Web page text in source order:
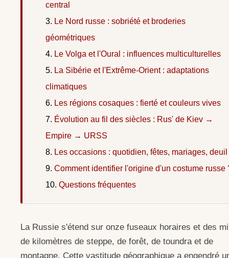
central
Le Nord russe : sobriété et broderies
géométriques
Le Volga et l'Oural : influences multiculturelles
La Sibérie et l'Extrême-Orient : adaptations
climatiques
Les régions cosaques : fierté et couleurs vives
Évolution au fil des siècles : Rus' de Kiev →
Empire → URSS
Les occasions : quotidien, fêtes, mariages, deuil
Comment identifier l'origine d'un costume russe
Questions fréquentes
La Russie s'étend sur onze fuseaux horaires et des
de kilomètres de steppe, de forêt, de toundra et de
montagne. Cette vastitude géographique a engendré